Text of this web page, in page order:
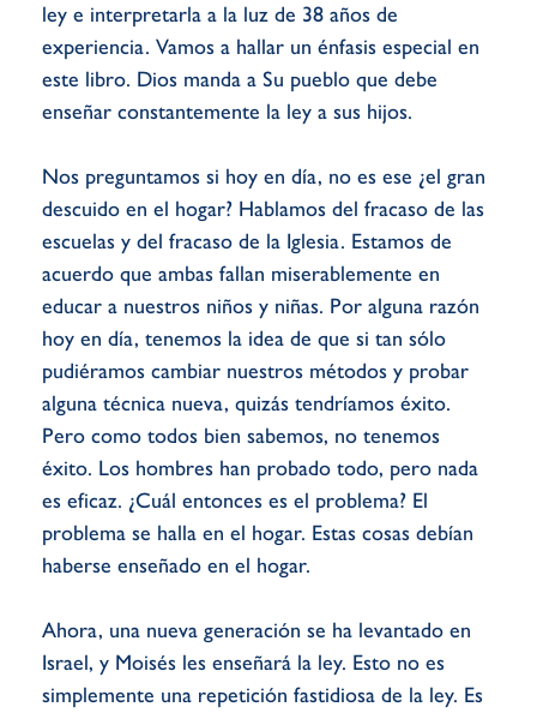
ley e interpretarla a la luz de 38 años de
experiencia. Vamos a hallar un énfasis especial en
este libro. Dios manda a Su pueblo que debe
enseñar constantemente la ley a sus hijos.
Nos preguntamos si hoy en día, no es ese ¿el gran
descuido en el hogar? Hablamos del fracaso de las
escuelas y del fracaso de la Iglesia. Estamos de
acuerdo que ambas fallan miserablemente en
educar a nuestros niños y niñas. Por alguna razón
hoy en día, tenemos la idea de que si tan sólo
pudiéramos cambiar nuestros métodos y probar
alguna técnica nueva, quizás tendríamos éxito.
Pero como todos bien sabemos, no tenemos
éxito. Los hombres han probado todo, pero nada
es eficaz. ¿Cuál entonces es el problema? El
problema se halla en el hogar. Estas cosas debían
haberse enseñado en el hogar.
Ahora, una nueva generación se ha levantado en
Israel, y Moisés les enseñará la ley. Esto no es
simplemente una repetición fastidiosa de la ley. Es